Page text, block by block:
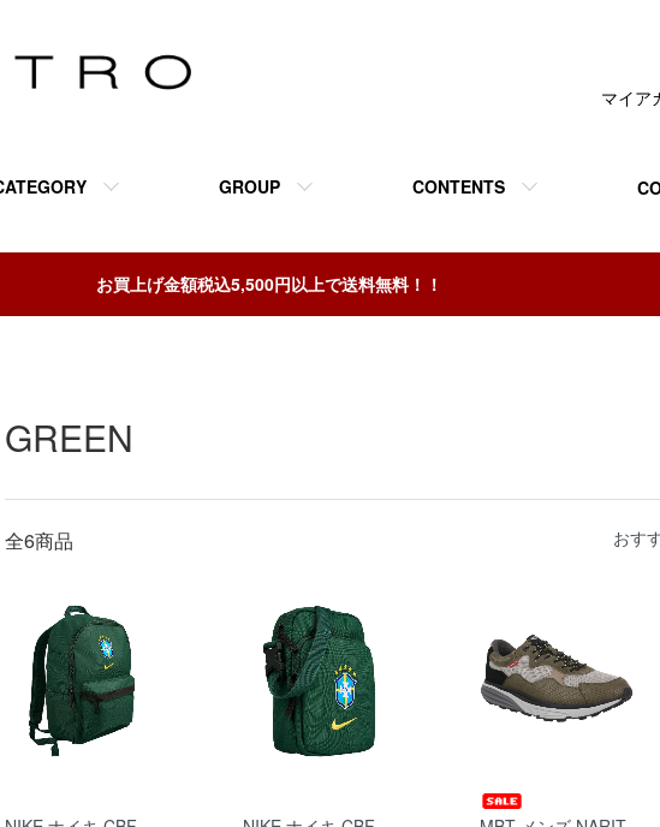
GROUP CONTENTS
マイア
お買上げ金額税込5,500円以上で送料無料！！
GREEN
全6商品 おす